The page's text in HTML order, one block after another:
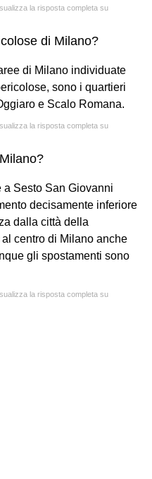
la risposta completa su
di Milano?
di Milano individuate
sono i quartieri
e Scalo Romana.
la risposta completa su
a Sesto San Giovanni
decisamente inferiore
dalla città della
centro di Milano anche
gli spostamenti sono
la risposta completa su